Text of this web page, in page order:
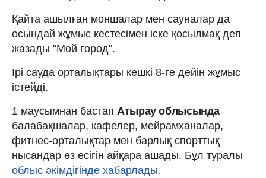
Қайта ашылған моншалар мен сауналар да
осындай жұмыс кестесімен іске қосылмақ деп
жазады "Мой город".
Ірі сауда орталықтары кешкі 8-ге дейін жұмыс
істейді.
1 маусымнан бастап Атырау облысында
балабақшалар, кафелер, мейрамханалар,
фитнес-орталықтар мен барлық спорттық
нысандар өз есігін айқара ашады. Бұл туралы
облыс әкімдігінде хабарлады.